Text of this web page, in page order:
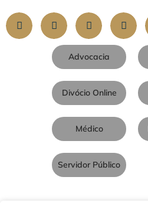
Advocacia
Divócio Online
Médico
Servidor Público